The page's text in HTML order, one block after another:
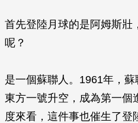
首先登陸月球的是阿姆斯壯
呢？
是一個蘇聯人。1961年，
東方一號升空，成為第一個
度來看，這件事也催生了登